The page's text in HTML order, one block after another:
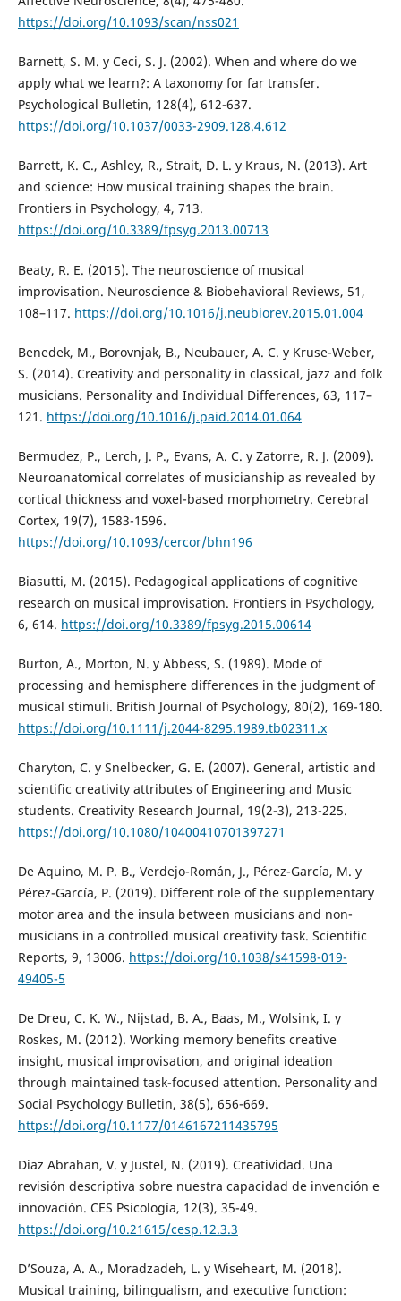
https://doi.org/10.1093/scan/nss021
Barnett, S. M. y Ceci, S. J. (2002). When and where do we
apply what we learn?: A taxonomy for far transfer.
Psychological Bulletin, 128(4), 612-637.
https://doi.org/10.1037/0033-2909.128.4.612
Barrett, K. C., Ashley, R., Strait, D. L. y Kraus, N. (2013). Art
and science: How musical training shapes the brain.
Frontiers in Psychology, 4, 713.
https://doi.org/10.3389/fpsyg.2013.00713
Beaty, R. E. (2015). The neuroscience of musical
improvisation. Neuroscience & Biobehavioral Reviews, 51,
108–117. https://doi.org/10.1016/j.neubiorev.2015.01.004
Benedek, M., Borovnjak, B., Neubauer, A. C. y Kruse-Weber,
S. (2014). Creativity and personality in classical, jazz and folk
musicians. Personality and Individual Differences, 63, 117–
121. https://doi.org/10.1016/j.paid.2014.01.064
Bermudez, P., Lerch, J. P., Evans, A. C. y Zatorre, R. J. (2009).
Neuroanatomical correlates of musicianship as revealed by
cortical thickness and voxel-based morphometry. Cerebral
Cortex, 19(7), 1583-1596.
https://doi.org/10.1093/cercor/bhn196
Biasutti, M. (2015). Pedagogical applications of cognitive
research on musical improvisation. Frontiers in Psychology,
6, 614. https://doi.org/10.3389/fpsyg.2015.00614
Burton, A., Morton, N. y Abbess, S. (1989). Mode of
processing and hemisphere differences in the judgment of
musical stimuli. British Journal of Psychology, 80(2), 169-180.
https://doi.org/10.1111/j.2044-8295.1989.tb02311.x
Charyton, C. y Snelbecker, G. E. (2007). General, artistic and
scientific creativity attributes of Engineering and Music
students. Creativity Research Journal, 19(2-3), 213-225.
https://doi.org/10.1080/10400410701397271
De Aquino, M. P. B., Verdejo-Román, J., Pérez-García, M. y
Pérez-García, P. (2019). Different role of the supplementary
motor area and the insula between musicians and non-
musicians in a controlled musical creativity task. Scientific
Reports, 9, 13006. https://doi.org/10.1038/s41598-019-
49405-5
De Dreu, C. K. W., Nijstad, B. A., Baas, M., Wolsink, I. y
Roskes, M. (2012). Working memory benefits creative
insight, musical improvisation, and original ideation
through maintained task-focused attention. Personality and
Social Psychology Bulletin, 38(5), 656-669.
https://doi.org/10.1177/0146167211435795
Diaz Abrahan, V. y Justel, N. (2019). Creatividad. Una
revisión descriptiva sobre nuestra capacidad de invención e
innovación. CES Psicología, 12(3), 35-49.
https://doi.org/10.21615/cesp.12.3.3
D’Souza, A. A., Moradzadeh, L. y Wiseheart, M. (2018).
Musical training, bilingualism, and executive function: